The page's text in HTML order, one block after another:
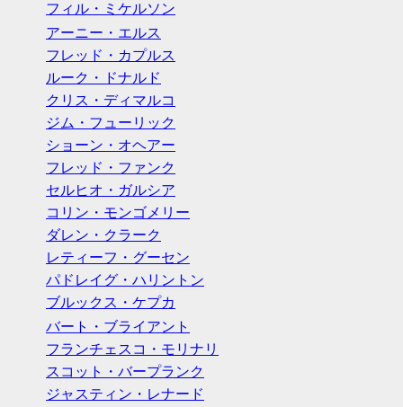
フィル・ミケルソン
アーニー・エルス
フレッド・カプルス
ルーク・ドナルド
クリス・ディマルコ
ジム・フューリック
ショーン・オヘアー
フレッド・ファンク
セルヒオ・ガルシア
コリン・モンゴメリー
ダレン・クラーク
レティーフ・グーセン
パドレイグ・ハリントン
ブルックス・ケプカ
バート・ブライアント
フランチェスコ・モリナリ
スコット・バープランク
ジャスティン・レナード